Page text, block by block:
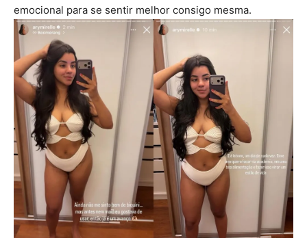
emocional para se sentir melhor consigo mesma.